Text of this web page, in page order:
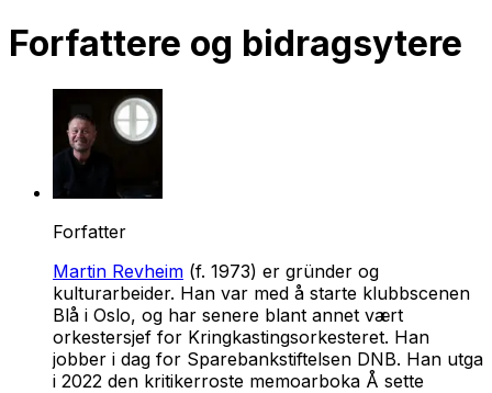
Forfattere og bidragsytere
Forfatter
Martin Revheim (f. 1973) er gründer og
kulturarbeider. Han var med å starte klubbscenen
Blå i Oslo, og har senere blant annet vært
orkestersjef for Kringkastingsorkesteret. Han
jobber i dag for Sparebankstiftelsen DNB. Han utga
i 2022 den kritikerroste memoarboka Å sette